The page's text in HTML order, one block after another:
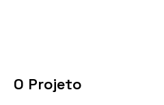
O Projeto